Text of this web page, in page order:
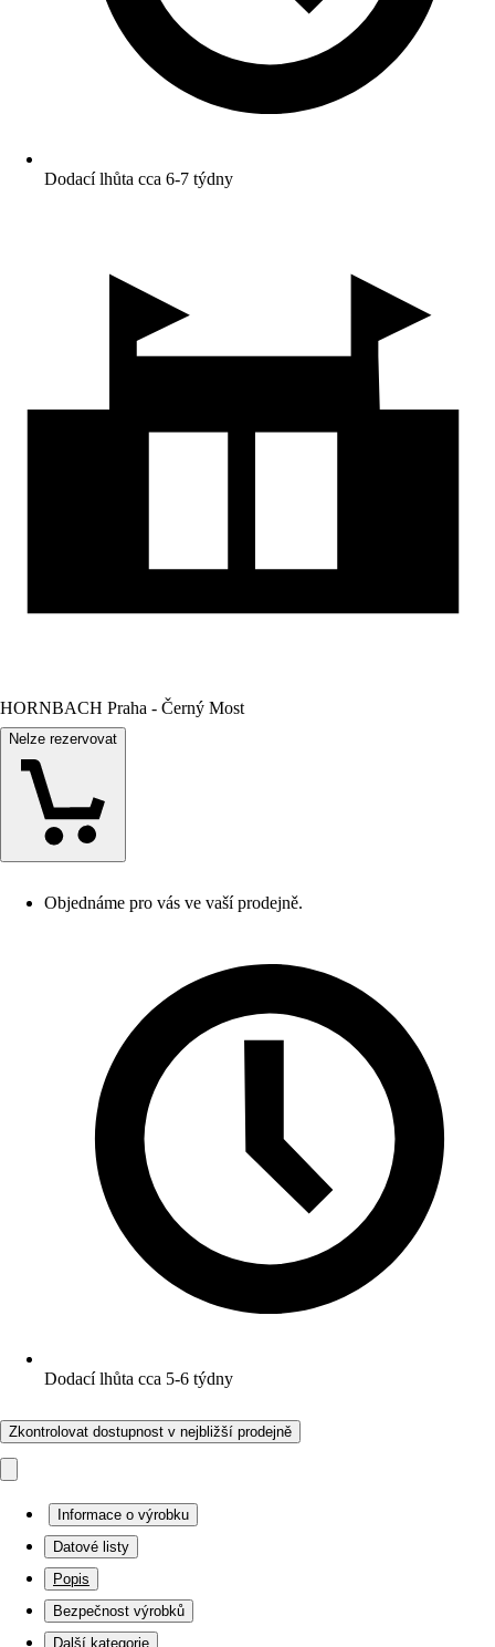
Dodací lhůta cca 6-7 týdny
HORNBACH Praha - Černý Most
Nelze rezervovat
Objednáme pro vás ve vaší prodejně.
Dodací lhůta cca 5-6 týdny
Zkontrolovat dostupnost v nejbližší prodejně
Informace o výrobku
Datové listy
Popis
Bezpečnost výrobků
Další kategorie